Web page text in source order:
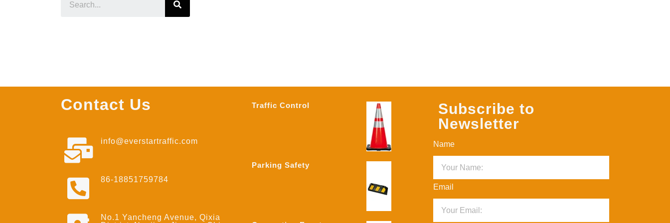
Contact Us
info@everstartraffic.com
86-18851759784
No.1 Yancheng Avenue, Qixia
Traffic Control
Parking Safety
Subscribe to
Newsletter
Name
Email